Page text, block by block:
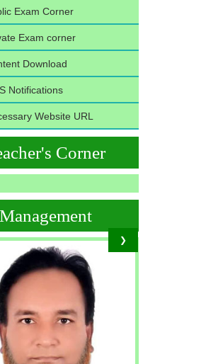
Exam Corner
Exam corner
Download
Notifications
Website URL
Corner
❯
Management